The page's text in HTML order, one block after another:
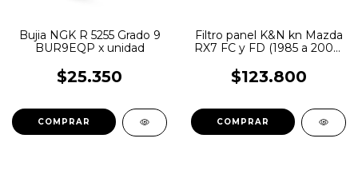
Bujia NGK R 5255 Grado 9
BUR9EQP x unidad
$25.350
Filtro panel K&N kn Mazda
RX7 FC y FD (1985 a 2003)
$123.800